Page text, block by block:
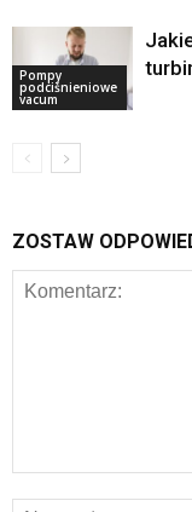
Pompy
podciśnieniowe
vacum
ZOSTAW